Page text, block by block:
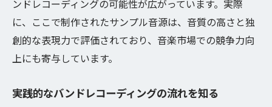
バンドレコーディングの設備比較と選び方
のコツ
快適なバンドレコーディングを叶える環境
作り
妥協しない音質を目指すバンドレコーディング
ンドレコーディングの可能性が広がっています。実際
に、ここで制作されたサンプル音源は、音質の高さと独
創的な表現力で評価されており、音楽市場での競争力向
上にも寄与しています。
実践的なバンドレコーディングの流れを知る